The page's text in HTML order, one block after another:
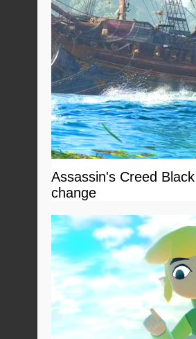
Assassin's Creed
change